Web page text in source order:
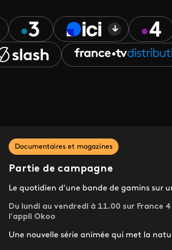
Documentaires et magazines
Partie de campagne
Le quotidien d'une bande de gamins sur
Du lundi au vendredi à 11.00 sur France
l'appli Okoo
Une nouvelle série animée qui met la